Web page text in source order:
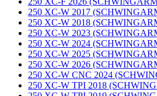
250 XC-W 2017
250 XC-W 2018
250 XC-W 2023
250 XC-W 2024
250 XC-W 2025
250 XC-W 2026
250 XC-W CNC 2024
250 XC-W TPI 2018